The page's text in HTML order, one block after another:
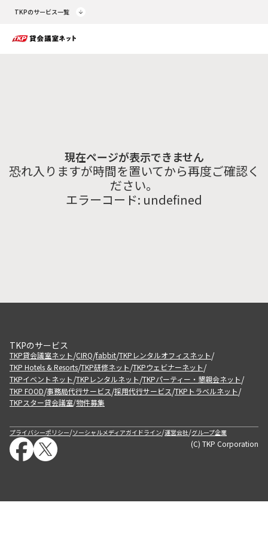
TKPのサービス一覧
現在ページが表示できません
恐れ入りますが時間を置いてから再度ご確認く
ださい。
エラーコード: undefined
TKPのサービス
TKP貸会議室ネット/CIRQ/fabbit/TKPレンタルオフィスネット/
TKP Hotels & Resorts/TKP研修ネット/TKPウェビナーネット/
TKPイベントネット/TKPレンタルネット/TKPパーティー・懇親会ネット/
TKP FOOD/事務局代行サービス/採用代行サービス/TKPトラベルネット/
TKPスター貸会議室/物件募集
プライバシーポリシー/ソーシャルメディアガイドライン/運営会社/グループ企業
(C) TKP Corporation